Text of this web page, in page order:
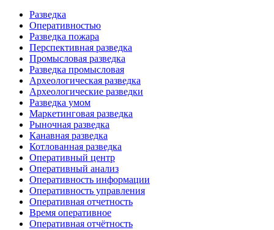
Разведка
Оперативностью
Разведка пожара
Перспективная разведка
Промысловая разведка
Разведка промысловая
Археологическая разведка
Археологические разведки
Разведка умом
Маркетинговая разведка
Рыночная разведка
Канавная разведка
Котлованная разведка
Оперативный центр
Оперативный анализ
Оперативность информации
Оперативность управления
Оперативная отчетность
Время оперативное
Оперативная отчётность